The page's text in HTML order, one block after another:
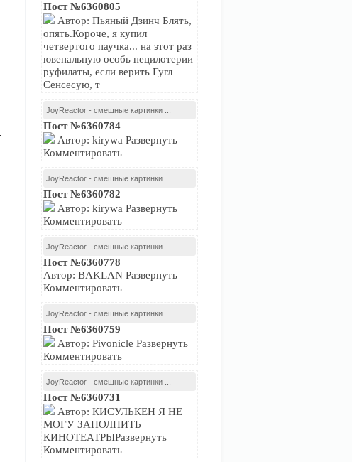
Пост №6360805
Автор: Пьяный Дзинч Блять,
опять.Короче, я купил
четвертого паучка... на этот раз
ювенальную особь пецилотерии
руфилаты, если верить Гугл
Сенсесую, т
JoyReactor - смешные картинки ...
Пост №6360784
Автор: kirywa Развернуть
Комментировать
JoyReactor - смешные картинки ...
Пост №6360782
Автор: kirywa Развернуть
Комментировать
JoyReactor - смешные картинки ...
Пост №6360778
Автор: BAKLAN Развернуть
Комментировать
JoyReactor - смешные картинки ...
Пост №6360759
Автор: Pivonicle Развернуть
Комментировать
JoyReactor - смешные картинки ...
Пост №6360731
Автор: КИСУЛЬКЕН Я НЕ
МОГУ ЗАПОЛНИТЬ
КИНОТЕАТРЫРазвернуть
Комментировать
Спросить
знакомых о
том, в чем
удачливы
получается
Психологические
тесты
Профиль
склонностей
и навыков